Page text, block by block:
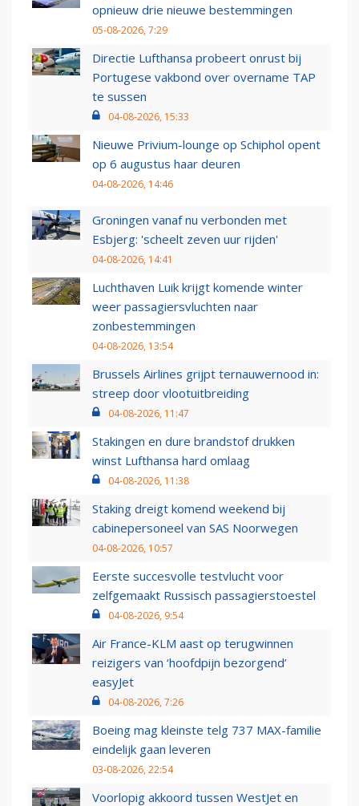
opnieuw drie nieuwe bestemmingen
05-08-2026, 7:29
Directie Lufthansa probeert onrust bij
Portugese vakbond over overname TAP
te sussen
04-08-2026, 15:33
Nieuwe Privium-lounge op Schiphol opent
op 6 augustus haar deuren
04-08-2026, 14:46
Groningen vanaf nu verbonden met
Esbjerg: 'scheelt zeven uur rijden'
04-08-2026, 14:41
Luchthaven Luik krijgt komende winter
weer passagiersvluchten naar
zonbestemmingen
04-08-2026, 13:54
Brussels Airlines grijpt ternauwernood in:
streep door vlootuitbreiding
04-08-2026, 11:47
Stakingen en dure brandstof drukken
winst Lufthansa hard omlaag
04-08-2026, 11:38
Staking dreigt komend weekend bij
cabinepersoneel van SAS Noorwegen
04-08-2026, 10:57
Eerste succesvolle testvlucht voor
zelfgemaakt Russisch passagierstoestel
04-08-2026, 9:54
Air France-KLM aast op terugwinnen
reizigers van ‘hoofdpijn bezorgend’
easyJet
04-08-2026, 7:26
Boeing mag kleinste telg 737 MAX-familie
eindelijk gaan leveren
03-08-2026, 22:54
Voorlopig akkoord tussen WestJet en